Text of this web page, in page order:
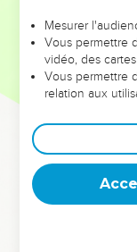
cordon rouge à la
Ils partirent et
trois jours, jusqu'à
rentrés. Ceux qui
toute la région,
Les deux
passèrent le
lui racontèrent tout
Ils lui dirent : «
Mesurer
Vous permettre
vidéo, des
Vous permettre
relation aux